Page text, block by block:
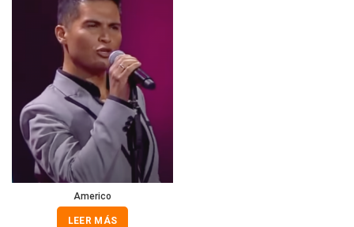
Americo
LEER MÁS